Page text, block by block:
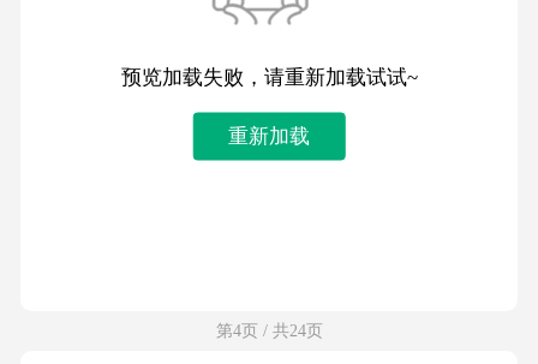
预览加载失败，请重新加载试试~
重新加载
第4页 / 共24页